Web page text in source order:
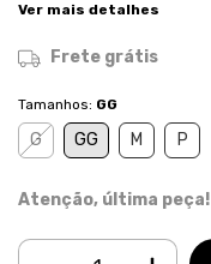
Ver mais detalhes
Frete grátis
Tamanhos: GG
G GG M P
Atenção, última peça!